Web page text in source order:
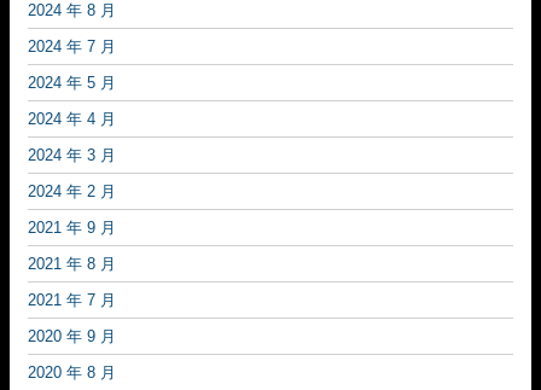
2024 年 8 月
2024 年 7 月
2024 年 5 月
2024 年 4 月
2024 年 3 月
2024 年 2 月
2021 年 9 月
2021 年 8 月
2021 年 7 月
2020 年 9 月
2020 年 8 月